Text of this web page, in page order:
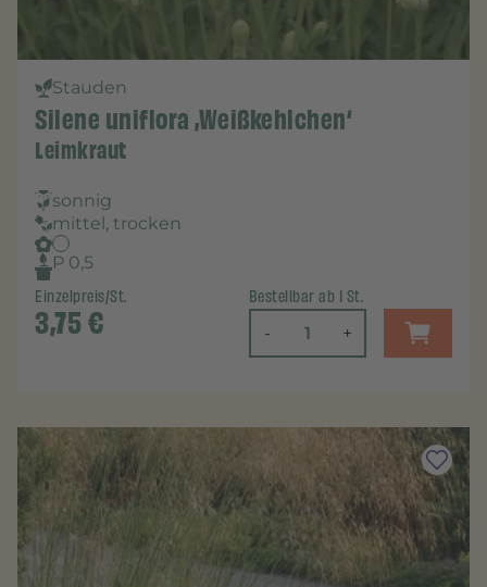
Stauden
Silene uniflora ‚Weißkehlchen‘
Leimkraut
sonnig
mittel, trocken
P 0,5
Einzelpreis/St.
3,75€
Bestellbar ab 1 St.
- +